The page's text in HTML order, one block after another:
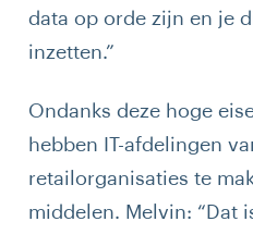
data op orde zijn en je
inzetten.”
Ondanks deze hoge
hebben IT-afdelingen
retailorganisaties te
middelen. Melvin: “Dat